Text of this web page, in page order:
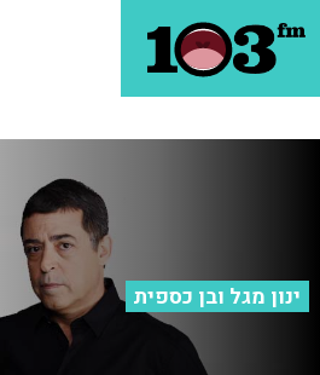
ינון מגל ובן כספית